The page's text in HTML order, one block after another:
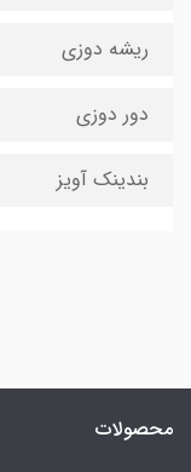
ریشه دوزی
دور دوزی
بندینک آویز
محصولات